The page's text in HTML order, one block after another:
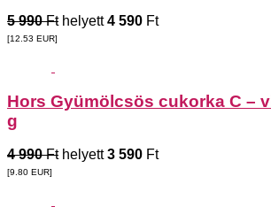
5 990 Fthelyett4 590 Ft
[12.53 EUR]
Hors Gyümölcsös cukorka C –
g
4 990 Fthelyett3 590 Ft
[9.80 EUR]